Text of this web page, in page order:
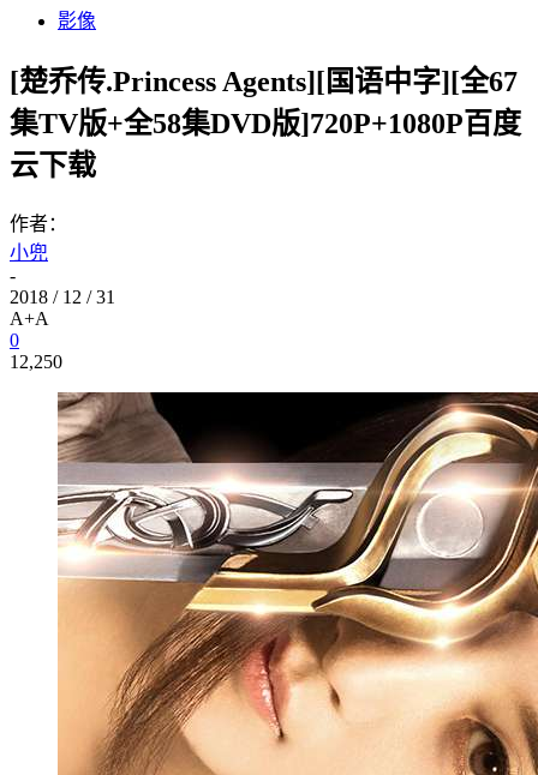
影像
[楚乔传.Princess Agents][国语中字][全67
集TV版+全58集DVD版]720P+1080P百度
云下载
作者：
小兜
-
2018 / 12 / 31
A+A
0
12,250